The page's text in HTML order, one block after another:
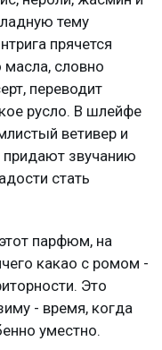
тему
прячется
масла, словно
переводит
русло. В шлейфе
ветивер и
придают звучанию
стать
парфюм, на
какао с ромом -
Это
- время, когда
уместно.